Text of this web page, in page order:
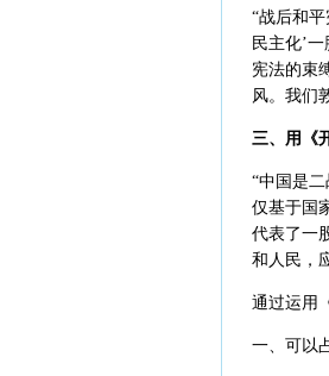
“战后和
民主化’
宪法的束
风。我们
三、用《
“中国是
仅基于国
代表了一
和人民，
通过运用
一、可以